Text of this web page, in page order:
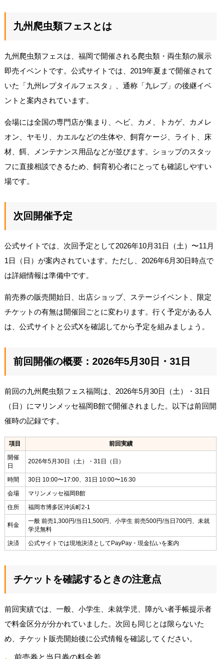
九州爬虫類フェスとは
九州爬虫類フェスは、福岡で開催される爬虫類・両生類の展示
即売イベントです。公式サイトでは、2019年夏まで開催されて
いた「九州レプタイルフェスタ」、通称「九レプ」の後継イベ
ントと案内されています。
会場には全国の専門店が集まり、ヘビ、カメ、トカゲ、カメレ
オン、ヤモリ、カエルなどの生体や、飼育ケージ、ライト、床
材、餌、メンテナンス用品などが並びます。ショップのスタッ
フに直接相談できるため、飼育初心者にとっても確認しやすい
場です。
次回開催予定
公式サイトでは、次回予定として2026年10月31日（土）〜11月
1日（日）が案内されています。ただし、2026年6月30日時点で
は詳細情報は準備中です。
前売券の販売開始日、出店ショップ、ステージイベント、限定
チケットの有無は開催回ごとに変わります。行く予定がある人
は、公式サイトと公式Xを確認してから予定を組みましょう。
前回開催の概要：2026年5月30日・31日
前回の九州爬虫類フェス福岡は、2026年5月30日（土）・31日
（日）にマリンメッセ福岡B館で開催されました。以下は前回開
催時の記録です。
項目
前回実績
開催
日
2026年5月30日（土）・31日（日）
時間
30日 10:00〜17:00、31日 10:00〜16:30
会場
マリンメッセ福岡B館
住所
福岡市博多区沖浜町2-1
料金
一般 前売1,300円/当日1,500円、小学生 前売500円/当日700円、未就
学児無料
決済
公式サイトでは現地決済としてPayPay・現金払いを案内
チケットを確認するときの注意点
前回実績では、一般、小学生、未就学児、障がい者手帳提示者
で料金区分が分かれていました。次回も同じとは限らないた
め、チケット販売開始後に公式情報を確認してください。
前売券と当日券の料金差